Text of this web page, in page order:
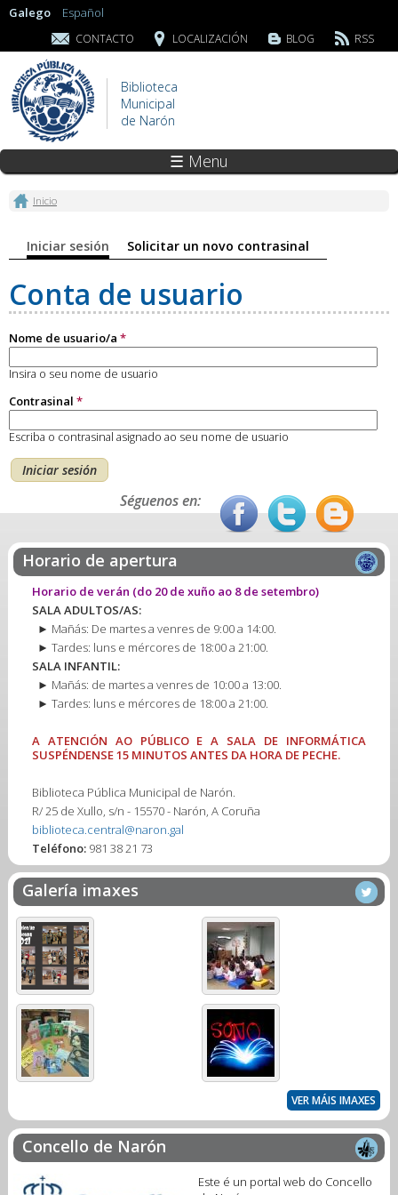
Galego Español
CONTACTO LOCALIZACIÓN BLOG RSS
Biblioteca
Municipal
de Narón
☰ Menu
Vostede está aquí
Inicio
Pestanas principais
Iniciar sesión (solapa activa)
Solicitar un novo contrasinal
Conta de usuario
Nome de usuario/a *
Insira o seu nome de usuario
Contrasinal *
Escriba o contrasinal asignado ao seu nome de usuario
Séguenos en:
Horario de apertura
Horario de verán (do 20 de xuño ao 8 de setembro)
SALA ADULTOS/AS:
► Mañás: De martes a venres de 9:00 a 14:00.
► Tardes: luns e mércores de 18:00 a 21:00.
SALA INFANTIL:
► Mañás: de martes a venres de 10:00 a 13:00.
► Tardes: luns e mércores de 18:00 a 21:00.
A ATENCIÓN AO PÚBLICO E A SALA DE INFORMÁTICA
SUSPÉNDENSE 15 MINUTOS ANTES DA HORA DE PECHE.
Biblioteca Pública Municipal de Narón.
R/ 25 de Xullo, s/n - 15570 - Narón, A Coruña
biblioteca.central@naron.gal
Teléfono:981 38 21 73
Galería imaxes
VER MÁIS IMAXES
Concello de Narón
Este é un portal web do Concello